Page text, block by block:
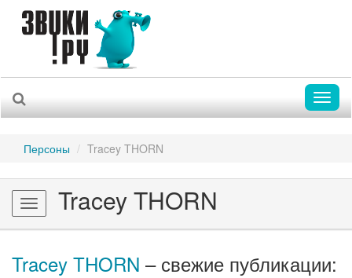
Персоны Tracey THORN
Toggle
navigation
Tracey THORN
Tracey THORN – свежие публикации: